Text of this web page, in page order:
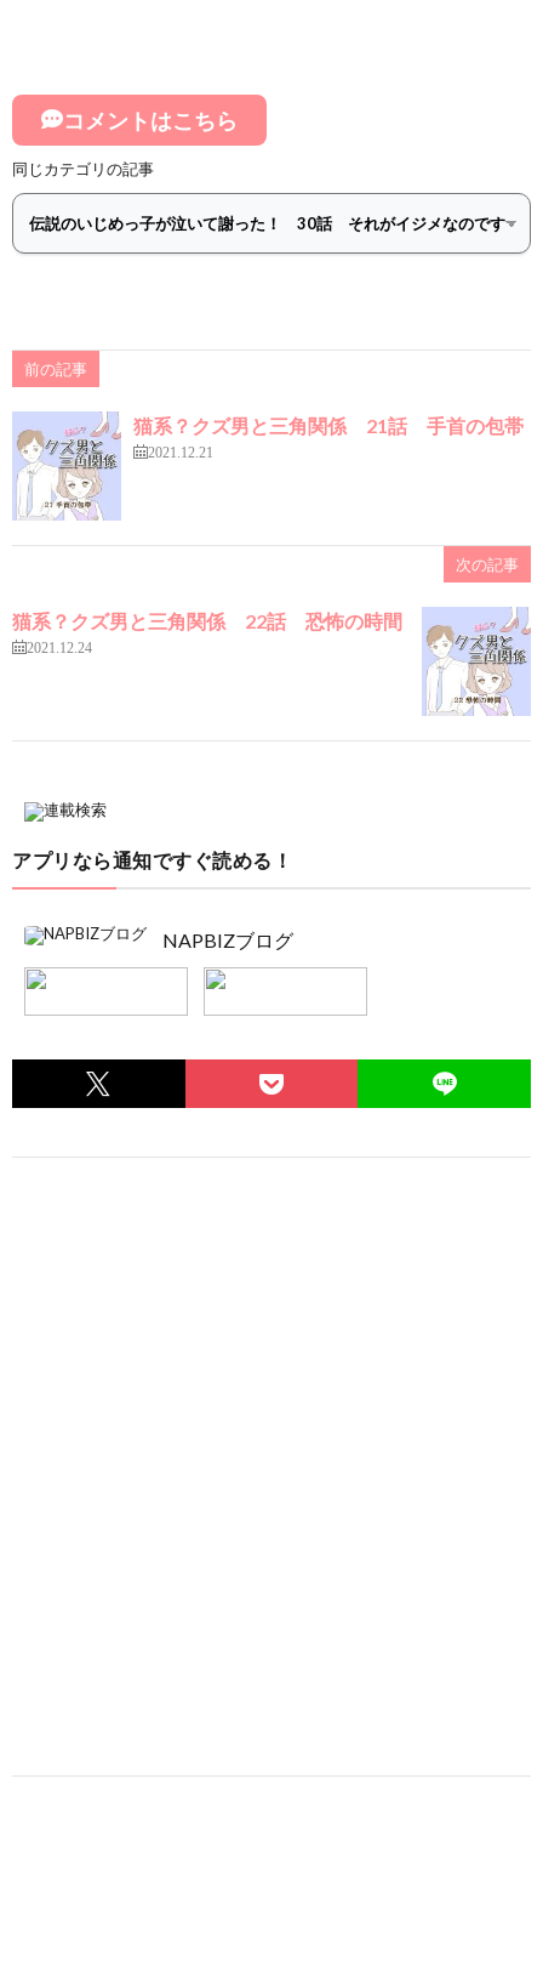
コメントはこちら
同じカテゴリの記事
前の記事
猫系？クズ男と三角関係 21話 手首の包帯
2021.12.21
次の記事
猫系？クズ男と三角関係 22話 恐怖の時間
2021.12.24
アプリなら通知ですぐ読める！
NAPBIZブログ